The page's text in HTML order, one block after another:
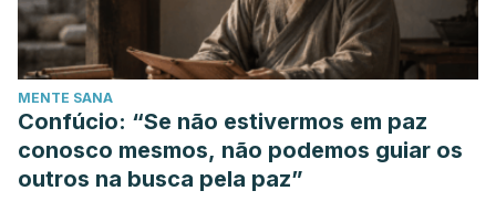
MENTE SANA
Confúcio: “Se não estivermos em paz
conosco mesmos, não podemos guiar os
outros na busca pela paz”